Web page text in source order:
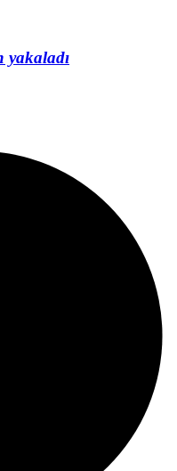
yakaladı